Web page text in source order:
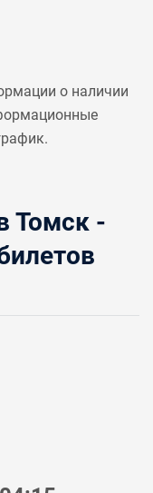
о наличии
Томск -